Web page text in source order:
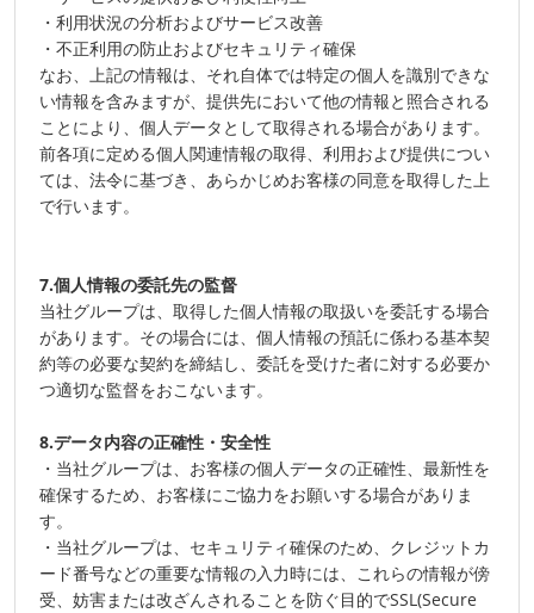
・利用状況の分析およびサービス改善
・不正利用の防止およびセキュリティ確保
なお、上記の情報は、それ自体では特定の個人を識別できな
い情報を含みますが、提供先において他の情報と照合される
ことにより、個人データとして取得される場合があります。
前各項に定める個人関連情報の取得、利用および提供につい
ては、法令に基づき、あらかじめお客様の同意を取得した上
で行います。
7.個人情報の委託先の監督
当社グループは、取得した個人情報の取扱いを委託する場合
があります。その場合には、個人情報の預託に係わる基本契
約等の必要な契約を締結し、委託を受けた者に対する必要か
つ適切な監督をおこないます。
8.データ内容の正確性・安全性
・当社グループは、お客様の個人データの正確性、最新性を
確保するため、お客様にご協力をお願いする場合がありま
す。
・当社グループは、セキュリティ確保のため、クレジットカ
ード番号などの重要な情報の入力時には、これらの情報が傍
受、妨害または改ざんされることを防ぐ目的でSSL(Secure